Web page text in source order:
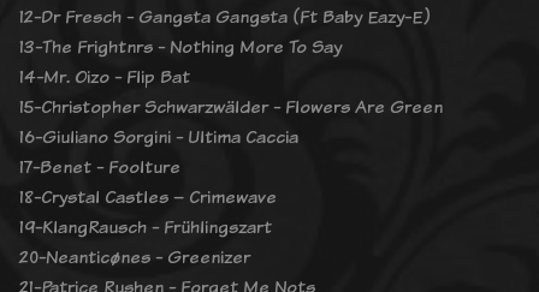
12-Dr Fresch - Gangsta Gangsta (Ft Baby Eazy-E)
13-The Frightnrs - Nothing More To Say
14-Mr. Oizo - Flip Bat
15-Christopher Schwarzwälder - Flowers Are Green
16-Giuliano Sorgini - Ultima Caccia
17-Benet - Foolture
18-Crystal Castles – Crimewave
19-KlangRausch - Frühlingszart
20-Neanticønes - Greenizer
21-Patrice Rushen - Forget Me Nots